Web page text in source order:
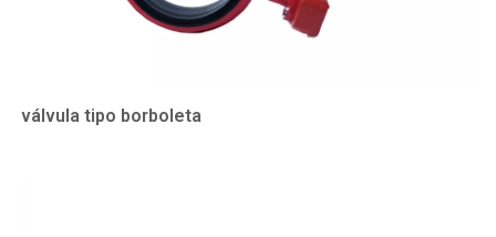
válvula tipo borboleta